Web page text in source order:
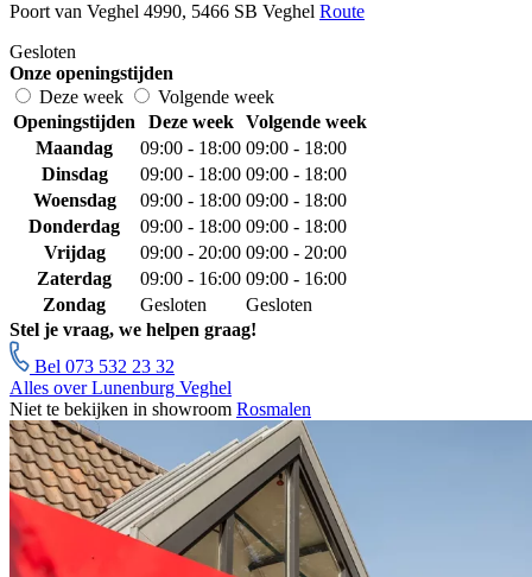
Poort van Veghel 4990, 5466 SB Veghel Route
Gesloten
Onze openingstijden
Deze week
Volgende week
Openingstijden
Deze week
Volgende week
Maandag
09:00 - 18:00 09:00 - 18:00
Dinsdag
09:00 - 18:00 09:00 - 18:00
Woensdag
09:00 - 18:00 09:00 - 18:00
Donderdag
09:00 - 18:00 09:00 - 18:00
Vrijdag
09:00 - 20:00 09:00 - 20:00
Zaterdag
09:00 - 16:00 09:00 - 16:00
Zondag
Gesloten
Gesloten
Stel je vraag, we helpen graag!
Bel 073 532 23 32
Alles over Lunenburg Veghel
Niet te bekijken in showroom Rosmalen